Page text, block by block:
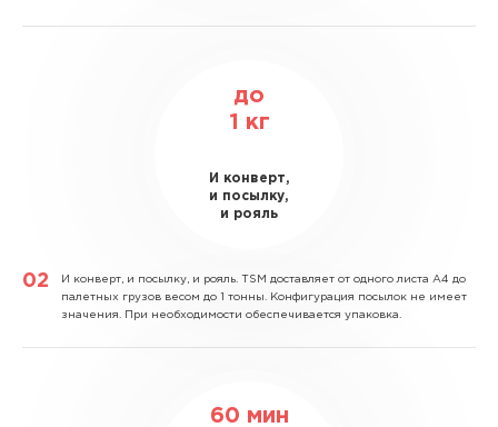
до
1
кг
И конверт,
и посылку,
и рояль
И конверт, и посылку, и рояль. TSM доставляет от одного листа А4 до
палетных грузов весом до 1 тонны. Конфигурация посылок не имеет
значения. При необходимости обеспечивается упаковка.
60 мин